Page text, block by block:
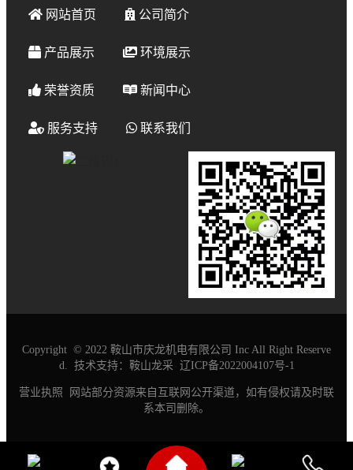
网站首页 公司简介
产品展示 环境展示
荣誉资质 新闻中心
服务支持 联系我们
Copyright © 2022 鞍山市庆龙机电有限公司 Inc All Right Reserve
d. 技术支持：鞍山龙采 辽ICP备2022004107号-1
营业执照 网站部分资源来自互联网公开渠道，如有侵权请及时联
系本司删除。